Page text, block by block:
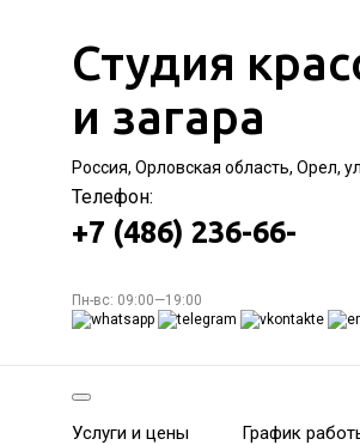
Студия
и загара
Россия, Орловская область, Орел,
Телефон:
+7 (486) 236-66-
Пн-вс: 09:00—19:00
Услуги и цены График